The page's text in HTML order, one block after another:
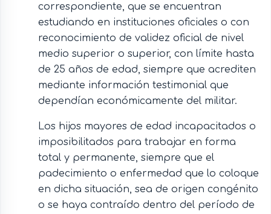
correspondiente, que se encuentran
estudiando en instituciones oficiales o con
reconocimiento de validez oficial de nivel
medio superior o superior, con límite hasta
de 25 años de edad, siempre que acrediten
mediante información testimonial que
dependían económicamente del militar.
Los hijos mayores de edad incapacitados o
imposibilitados para trabajar en forma
total y permanente, siempre que el
padecimiento o enfermedad que lo coloque
en dicha situación, sea de origen congénito
o se haya contraído dentro del período de